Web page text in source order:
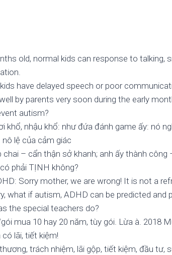
old, normal kids can response to talking,
have delayed speech or poor
by parents very soon during the early
autism?
khổ, nhậu khổ: như đứa đánh game ấy: nó
nô lệ của cảm giác
chai – cẩn thận sở khanh; anh ấy thành
phải TỊNH không?
Sorry mother, we are wrong! It is not a
what if autism, ADHD can be predicted
the special teachers do?
mua 10 hay 20 năm, tùy gói. Lừa à. 2018
lãi, tiết kiệm!
trách nhiệm, lãi gộp, tiết kiệm, đầu tư,